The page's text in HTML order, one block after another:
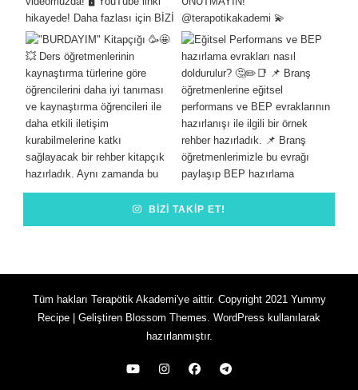
BIZI TAKIP ET!
Tüm hakları Terapötik Akademi'ye aittir. Copyright 2021 Yummy
Recipe | Geliştiren Blossom Themes WordPress kullanılarak
hazırlanmıştır.